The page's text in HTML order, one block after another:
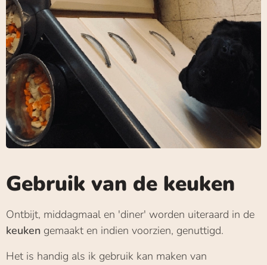
Gebruik van de keuken
Ontbijt, middagmaal en 'diner' worden uiteraard in de
keuken gemaakt en indien voorzien, genuttigd.
Het is handig als ik gebruik kan maken van